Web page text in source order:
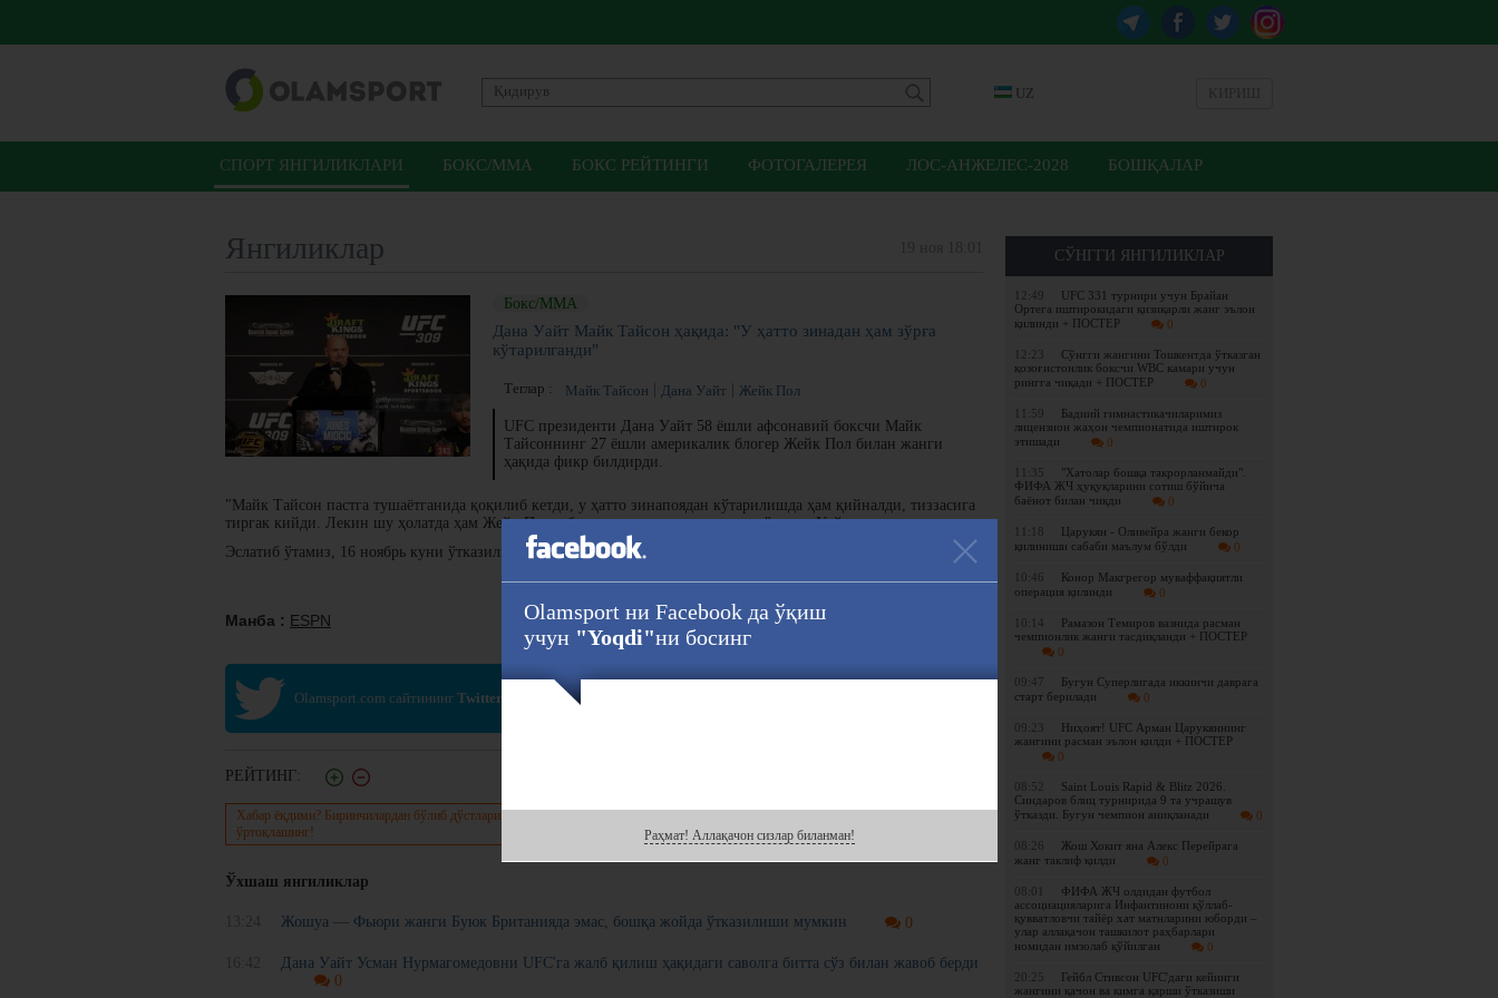
UZ
СПОРТ ЯНГИЛИКЛАРИ БОКС/ММА БОКС РЕЙТИНГИ ФОТОГАЛЕРЕЯ ЛОС-АНЖЕЛЕС-2028 БОШҚАЛАР
СЎНГГИ ЯНГИЛИКЛАР
12:49
UFC 331 турнири учун Брайан
Ортега иштирокидаги қизиқарли жанг эълон
қилинди + ПОСТЕР
0
12:23
Сўнгги жангини Тошкентда ўтказган
қозоғистонлик боксчи WBC камари учун
рингга чиқади + ПОСТЕР
0
11:59
Бадиий гимнастикачиларимиз
лицензион жаҳон чемпионатида иштирок
этишади
0
11:35
"Хатолар бошқа такрорланмайди".
ФИФА ЖЧ ҳуқуқларини сотиш бўйича
баёнот билан чиқди
0
11:18
Царукян - Оливейра жанги бекор
қилиниши сабаби маълум бўлди
0
10:46
Конор Макгрегор муваффақиятли
операция қилинди
0
10:14
Рамазон Темиров вазнида расман
чемпионлик жанги тасдиқланди + ПОСТЕР
0
09:47
Бугун Суперлигада иккинчи даврага
старт берилади
0
09:23
Ниҳоят! UFC Арман Царукяннинг
жангини расман эълон қилди + ПОСТЕР
0
08:52
Saint Louis Rapid & Blitz 2026.
Синдаров блиц турнирида 9 та учрашув
ўтказди. Бугун чемпион аниқланади
0
08:26
Жош Хокит яна Алекс Перейрага
жанг таклиф қилди
0
08:01
ФИФА ЖЧ олдидан футбол
ассоциацияларига Инфантинони қўллаб-
қувватловчи тайёр хат матнларини юборди –
улар аллақачон ташкилот раҳбарлари
номидан имзолаб қўйилган
0
20:25
Гейбл Стивсон UFC'даги кейинги
жангини қачон ва кимга қарши ўтказиши
Янгиликлар
Бокс/ММА
Дана Уайт Майк Тайсон ҳақида: "У ҳатто зинадан ҳам зўрға
кўтарилганди"
Теглар : Майк Тайсон Дана Уайт Жейк Пол
UFC президенти Дана Уайт 58 ёшли афсонавий боксчи Майк
Тайсоннинг 27 ёшли америкалик блогер Жейк Пол билан жанги
ҳақида фикр билдирди.
"Майк Тайсон пастга тушаётганида қоқилиб кетди, у ҳатто зинапоядан кўтарилишда ҳам қийналди, тиззасига
тиргак кийди. Лекин шу ҳолатда ҳам Жейк Пол у билан ҳеч нарса қила олмади", деди Уайт.
Эслатиб ўтамиз, 16 ноябрь куни ўтказилган 8 раундлик бокс жангида Пол очколар эвазига ғалаба қозонганди.
Ҳавола :
Манба : ESPN
Olamsport.com сайтининг Twitter даги саҳифасини кузатинг!
РЕЙТИНГ:
Хабар ёқдими? Биринчилардан бўлиб дўстларингиз билан
ўртоқлашинг!
Ўхшаш янгиликлар
Жошуа — Фьюри жанги Буюк Британияда эмас, бошқа жойда ўтказилиши мумкин 0
Дана Уайт Усман Нурмагомедовни UFC'га жалб қилиш ҳақидаги саволга битта сўз билан жавоб берди
0
Olamsport ни Facebook да ўқиш
учун "Yoqdi"ни босинг
Раҳмат! Аллақачон сизлар биланман!